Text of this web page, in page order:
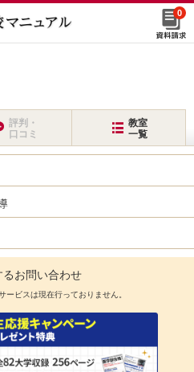
0
評判・
口コミ
教室
一覧
るお問い合わせ
ビスは現在行っておりません。